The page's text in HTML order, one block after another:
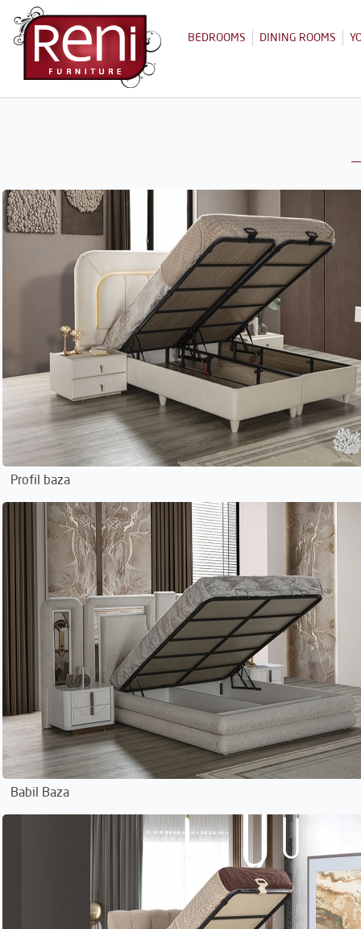
BEDROOMS DINING ROOMS
Profil baza
Babil Baza